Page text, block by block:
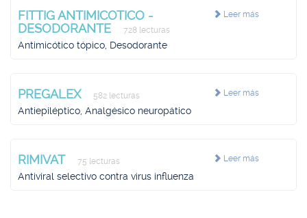
Leer más
FITTIG ANTIMICOTICO -
DESODORANTE
728 lecturas
Antimicótico tópico, Desodorante
Leer más
PREGALEX 582 lecturas
Antiepiléptico, Analgésico neuropático
Leer más
RIMIVAT 75 lecturas
Antiviral selectivo contra virus influenza